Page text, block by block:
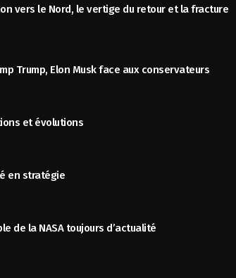
vers le Nord, le vertige du retour et la fracture
Trump, Elon Musk face aux conservateurs
et évolutions
en stratégie
de la NASA toujours d’actualité